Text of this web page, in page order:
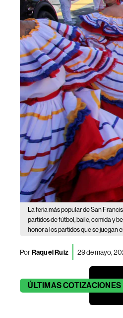
La feria más popular de San
partidos de fútbol, baile, comida y
honor a los partidos que se juegan
PorRaquel Ruiz 29 de mayo,
ÚLTIMASCOTIZACIONES